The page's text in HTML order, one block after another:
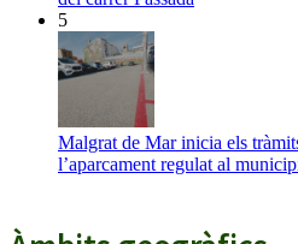
5
Malgrat de Mar inicia els
l’aparcament regulat al